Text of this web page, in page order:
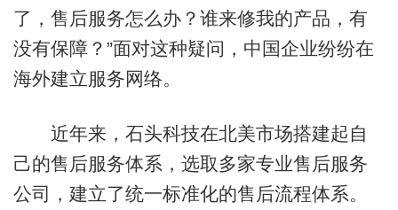
了，售后服务怎么办？谁来修我的产品，有
没有保障？”面对这种疑问，中国企业纷纷在
海外建立服务网络。
近年来，石头科技在北美市场搭建起自
己的售后服务体系，选取多家专业售后服务
公司，建立了统一标准化的售后流程体系。